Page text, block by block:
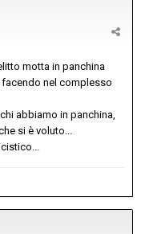
motta in panchina
nel complesso
abbiamo in panchina,
si è voluto...